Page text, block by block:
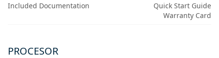
Included Documentation
Quick Start Guide
Warranty Card
PROCESOR